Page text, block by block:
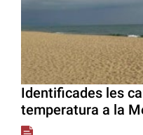
Identificades les
temperatura a la